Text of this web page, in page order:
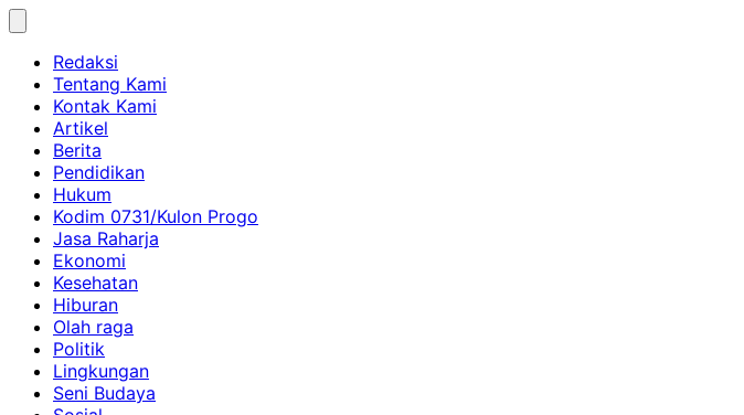
Skip
contentRedaksi
Tentang Kami
Kontak Kami
Artikel
Berita
Pendidikan
Hukum
Kodim 0731/Kulon Progo
Jasa Raharja
Ekonomi
Kesehatan
Hiburan
Olah raga
Politik
Lingkungan
Seni Budaya